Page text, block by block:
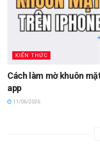
KIẾN THỨC
Cách làm mờ khuôn
app
11/06/2026